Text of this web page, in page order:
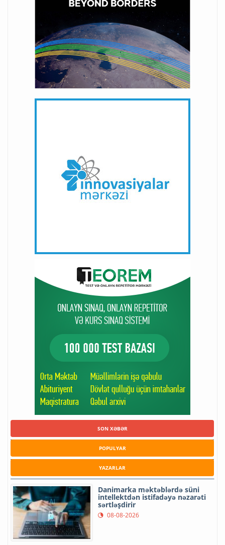
SON XƏBƏR
POPULYAR
YAZARLAR
Danimarka məktəblərdə süni
intellektdən istifadəyə nəzarəti
sərtləşdirir
08-08-2026